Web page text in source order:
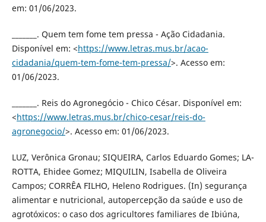
em: 01/06/2023.
_______. Quem tem fome tem pressa - Ação Cidadania.
Disponível em: <https://www.letras.mus.br/acao-
cidadania/quem-tem-fome-tem-pressa/>. Acesso em:
01/06/2023.
_______. Reis do Agronegócio - Chico César. Disponível em:
<https://www.letras.mus.br/chico-cesar/reis-do-
agronegocio/>. Acesso em: 01/06/2023.
LUZ, Verônica Gronau; SIQUEIRA, Carlos Eduardo Gomes; LA-
ROTTA, Ehidee Gomez; MIQUILIN, Isabella de Oliveira
Campos; CORRÊA FILHO, Heleno Rodrigues. (In) segurança
alimentar e nutricional, autopercepção da saúde e uso de
agrotóxicos: o caso dos agricultores familiares de Ibiúna,